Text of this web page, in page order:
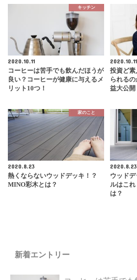
キッチン
2020.10.11
コーヒーは苦手でも飲んだほうが
良い？コーヒーが健康に与えるメ
リット10つ！
2020.10.11
投資ど
られる
益大公開
家のこと
2020.8.23
熱くならないウッドデッキ！？
MINO彩木とは？
2020.8.23
ウッド
ルはこれ
は？
新着エントリー